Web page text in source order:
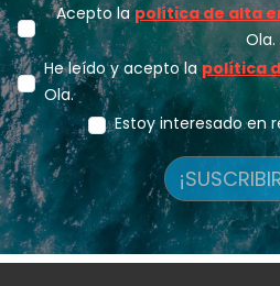
Acepto lapolítica de alta
Ola.
He leído y acepto lapolítica
Ola.
Estoy interesado en